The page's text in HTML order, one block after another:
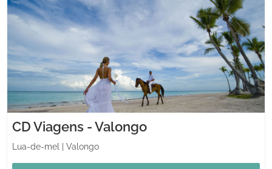
CD Viagens - Valongo
Lua-de-mel Valongo